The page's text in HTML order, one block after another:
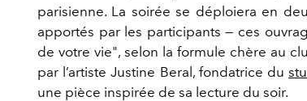
parisienne. La soirée se déploiera en
apportés par les participants — ces
de votre vie", selon la formule chère au
par l’artisteJustine Beral, fondatrice du
une pièce inspirée de sa lecture du soir.